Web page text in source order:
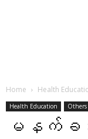
Home Health
Health Education Others
မနက်ခ